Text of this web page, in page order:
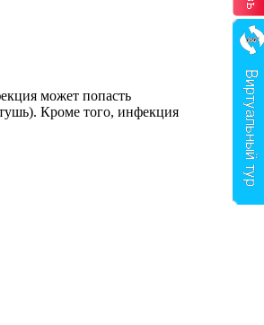
может попасть
Кроме того, инфекция